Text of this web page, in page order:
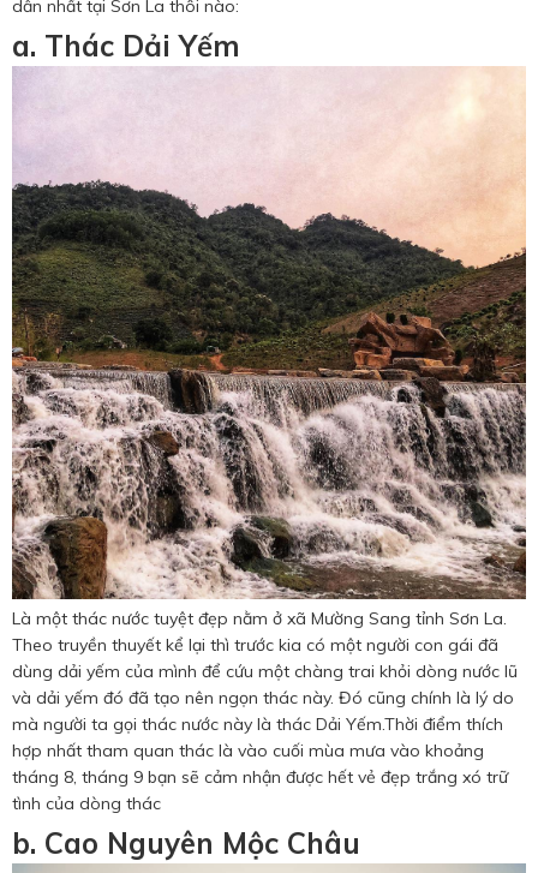
dẫn nhất tại Sơn La thôi nào:
a. Thác Dải Yếm
Là một thác nước tuyệt đẹp nằm ở xã Mường Sang tỉnh Sơn La.
Theo truyền thuyết kể lại thì trước kia có một người con gái đã
dùng dải yếm của mình để cứu một chàng trai khỏi dòng nước lũ
và dải yếm đó đã tạo nên ngọn thác này. Đó cũng chính là lý do
mà người ta gọi thác nước này là thác Dải Yếm.Thời điểm thích
hợp nhất tham quan thác là vào cuối mùa mưa vào khoảng
tháng 8, tháng 9 bạn sẽ cảm nhận được hết vẻ đẹp trắng xó trữ
tình của dòng thác
b. Cao Nguyên Mộc Châu